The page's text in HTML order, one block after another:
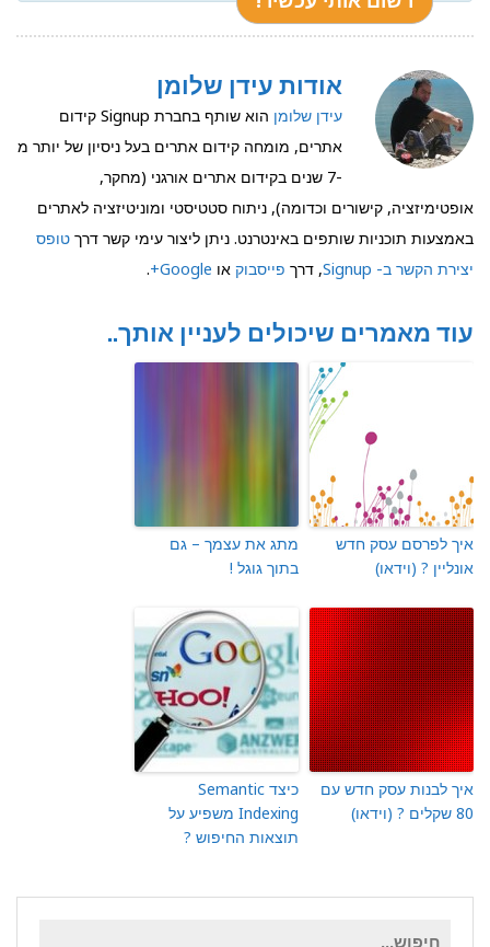
אודות עידן שלומן
עידן שלומן
הוא שותף בחברת Signup קידום
אתרים, מומחה קידום אתרים בעל ניסיון של יותר מ
-7 שנים בקידום אתרים אורגני (מחקר,
אופטימיזציה, קישורים וכדומה), ניתוח סטטיסטי ומוניטיזציה לאתרים
באמצעות תוכניות שותפים באינטרנט. ניתן ליצור עימי קשר דרך טופס
יצירת הקשר ב- Signup
, דרך פייסבוק או Google+
.
עוד מאמרים שיכולים לעניין אותך..
איך לפרסם עסק חדש
אונליין ? (וידאו)
מתג את עצמך – גם
בתוך גוגל !
איך לבנות עסק חדש עם
80 שקלים ? (וידאו)
כיצד Semantic
Indexing משפיע על
תוצאות החיפוש ?